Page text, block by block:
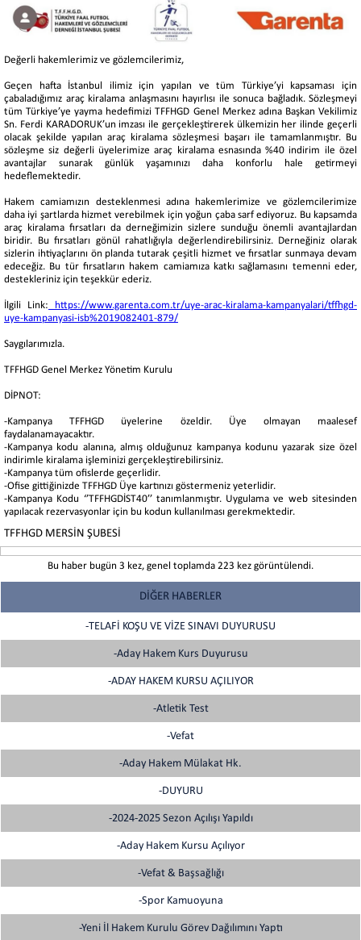
Değerli hakemlerimiz ve gözlemcilerimiz,
Geçen hafta İstanbul ilimiz için yapılan ve tüm Türkiye’yi kapsaması için
çabaladığımız araç kiralama anlaşmasını hayırlısı ile sonuca bağladık. Sözleşmeyi
tüm Türkiye’ye yayma hedefimizi TFFHGD Genel Merkez adına Başkan Vekilimiz
Sn. Ferdi KARADORUK’un imzası ile gerçekleştirerek ülkemizin her ilinde geçerli
olacak şekilde yapılan araç kiralama sözleşmesi başarı ile tamamlanmıştır. Bu
sözleşme siz değerli üyelerimize araç kiralama esnasında %40 indirim ile özel
avantajlar sunarak günlük yaşamınızı daha konforlu hale getirmeyi
hedeflemektedir.
Hakem camiamızın desteklenmesi adına hakemlerimize ve gözlemcilerimize
daha iyi şartlarda hizmet verebilmek için yoğun çaba sarf ediyoruz. Bu kapsamda
araç kiralama fırsatları da derneğimizin sizlere sunduğu önemli avantajlardan
biridir. Bu fırsatları gönül rahatlığıyla değerlendirebilirsiniz. Derneğiniz olarak
sizlerin ihtiyaçlarını ön planda tutarak çeşitli hizmet ve fırsatlar sunmaya devam
edeceğiz. Bu tür fırsatların hakem camiamıza katkı sağlamasını temenni eder,
destekleriniz için teşekkür ederiz.
İlgili Link: https://www.garenta.com.tr/uye-arac-kiralama-kampanyalari/tffhgd-
uye-kampanyasi-isb%2019082401-879/
Saygılarımızla.
TFFHGD Genel Merkez Yönetim Kurulu
DİPNOT:
-Kampanya TFFHGD üyelerine özeldir. Üye olmayan maalesef
faydalanamayacaktır.
-Kampanya kodu alanına, almış olduğunuz kampanya kodunu yazarak size özel
indirimle kiralama işleminizi gerçekleştirebilirsiniz.
-Kampanya tüm ofislerde geçerlidir.
-Ofise gittiğinizde TFFHGD Üye kartınızı göstermeniz yeterlidir.
-Kampanya Kodu ‘’TFFHGDİST40’’ tanımlanmıştır. Uygulama ve web sitesinden
yapılacak rezervasyonlar için bu kodun kullanılması gerekmektedir.
TFFHGD MERSİN ŞUBESİ
Bu haber bugün 3 kez, genel toplamda 223 kez görüntülendi.
DİĞER HABERLER
-TELAFİ KOŞU VE VİZE SINAVI DUYURUSU
-Aday Hakem Kurs Duyurusu
-ADAY HAKEM KURSU AÇILIYOR
-Atletik Test
-Vefat
-Aday Hakem Mülakat Hk.
-DUYURU
-2024-2025 Sezon Açılışı Yapıldı
-Aday Hakem Kursu Açılıyor
-Vefat & Başsağlığı
-Spor Kamuoyuna
-Yeni İl Hakem Kurulu Görev Dağılımını Yaptı